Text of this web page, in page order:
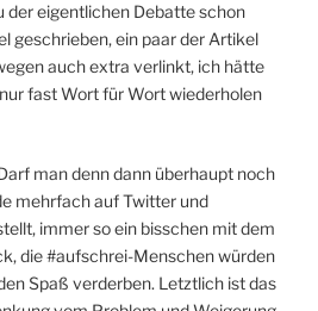
der eigentlichen Debatte schon
geschrieben, ein paar der Artikel
auch extra verlinkt, ich hätte
fast Wort für Wort wiederholen
man denn dann überhaupt noch
mehrfach auf Twitter und
immer so ein bisschen mit dem
die #aufschrei-Menschen würden
Spaß verderben. Letztlich ist das